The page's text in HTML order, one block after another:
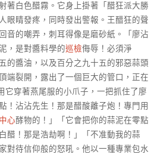
著白色醋霧。它身上掛著「醋狂派大勝
眼睛發疼，同時發出警報。王醋狂的聲
音的嘲弄，刺耳得像是磨砂紙。「廖沾
，是對醬料學的巡檢侮辱！必須淨
的醬油，以及百分之九十五的邪惡蒜頭
端裂開，露出了一個巨大的管口，正在
它穿著燕尾服的小爪子，一把抓住了廖
！沾沾先生！那是醋酸離子炮！專門用
心酵物的！」「它會把你的蒜泥在零點
醋！那是浩劫啊！」「不准動我的蒜
對待信仰般的怒吼。他以一種專業包水